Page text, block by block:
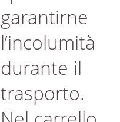
garantirne
l’incolumità
durante il
trasporto.